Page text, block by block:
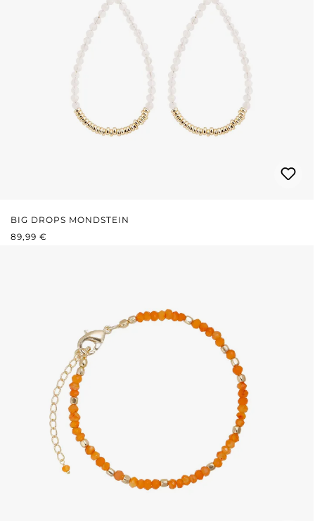
BIG DROPS MONDSTEIN
REGULÄRER PREIS:
89,99 €